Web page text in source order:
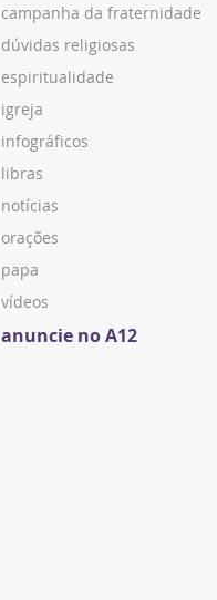
campanha da fraternidade
dúvidas religiosas
espiritualidade
igreja
infográficos
libras
notícias
orações
papa
vídeos
anuncie no A12